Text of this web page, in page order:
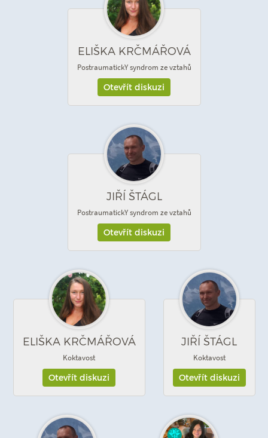
ELIŠKA KRČMÁŘOVÁ
PostraumatickY syndrom ze vztahů
Otevřít diskuzi
JIŘÍ ŠTÁGL
PostraumatickY syndrom ze vztahů
Otevřít diskuzi
ELIŠKA KRČMÁŘOVÁ
Koktavost
Otevřít diskuzi
JIŘÍ ŠTÁGL
Koktavost
Otevřít diskuzi